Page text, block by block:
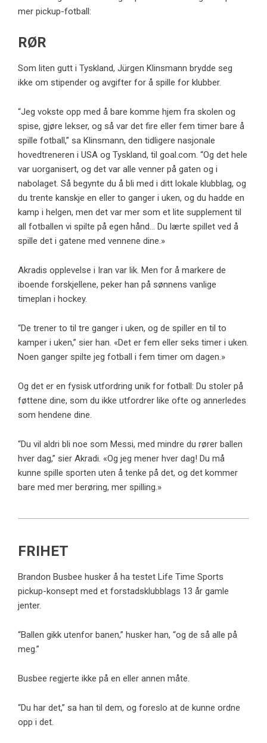
mer pickup-fotball:
RØR
Som liten gutt i Tyskland, Jürgen Klinsmann brydde seg
ikke om stipender og avgifter for å spille for klubber.
“Jeg vokste opp med å bare komme hjem fra skolen og
spise, gjøre lekser, og så var det fire eller fem timer bare å
spille fotball,” sa Klinsmann, den tidligere nasjonale
hovedtreneren i USA og Tyskland, til goal.com. “Og det hele
var uorganisert, og det var alle venner på gaten og i
nabolaget. Så begynte du å bli med i ditt lokale klubblag, og
du trente kanskje en eller to ganger i uken, og du hadde en
kamp i helgen, men det var mer som et lite supplement til
all fotballen vi spilte på egen hånd… Du lærte spillet ved å
spille det i gatene med vennene dine.»
Akradis opplevelse i Iran var lik. Men for å markere de
iboende forskjellene, peker han på sønnens vanlige
timeplan i hockey.
“De trener to til tre ganger i uken, og de spiller en til to
kamper i uken,” sier han. «Det er fem eller seks timer i uken.
Noen ganger spilte jeg fotball i fem timer om dagen.»
Og det er en fysisk utfordring unik for fotball: Du stoler på
føttene dine, som du ikke utfordrer like ofte og annerledes
som hendene dine.
“Du vil aldri bli noe som Messi, med mindre du rører ballen
hver dag,” sier Akradi. «Og jeg mener hver dag! Du må
kunne spille sporten uten å tenke på det, og det kommer
bare med mer berøring, mer spilling.»
FRIHET
Brandon Busbee husker å ha testet Life Time Sports
pickup-konsept med et forstadsklubblags 13 år gamle
jenter.
“Ballen gikk utenfor banen,” husker han, “og de så alle på
meg.”
Busbee regjerte ikke på en eller annen måte.
“Du har det,” sa han til dem, og foreslo at de kunne ordne
opp i det.